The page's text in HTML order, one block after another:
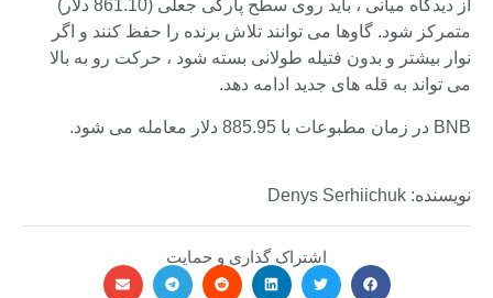
از دیدگاه میانی ، باید روی سطح پارگی جعلی (861.10 دلار)
متمرکز شود. گاوها می توانند تلاش برنده را حفظ کنند و اگر
نوار بیشتر و بدون فتیله طولانی بسته شود ، حرکت رو به بالا
می تواند به قله های جدید ادامه دهد.
BNB در زمان مطبوعات با 885.95 دلار معامله می شود.
نویسنده: Denys Serhiichuk
اشتراک گذاری و حمایت